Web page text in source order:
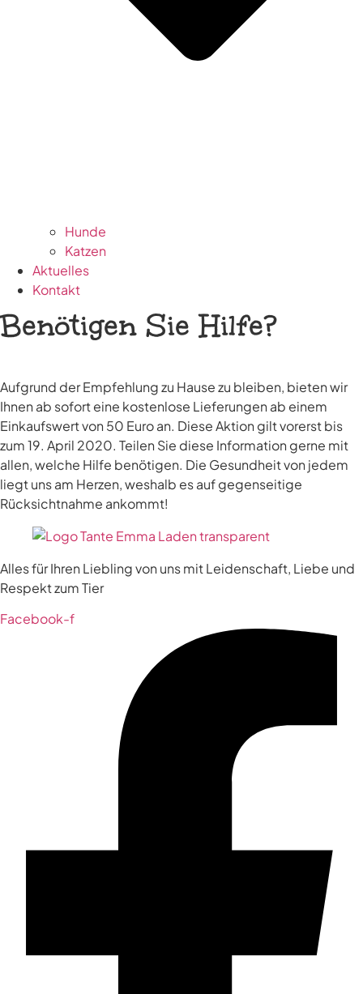
Hunde
Katzen
Aktuelles
Kontakt
Benötigen Sie Hilfe?
Aufgrund der Empfehlung zu Hause zu bleiben, bieten wir
Ihnen ab sofort eine kostenlose Lieferungen ab einem
Einkaufswert von 50 Euro an. Diese Aktion gilt vorerst bis
zum 19. April 2020. Teilen Sie diese Information gerne mit
allen, welche Hilfe benötigen. Die Gesundheit von jedem
liegt uns am Herzen, weshalb es auf gegenseitige
Rücksichtnahme ankommt!
Alles für Ihren Liebling von uns mit Leidenschaft, Liebe und
Respekt zum Tier
Facebook-f